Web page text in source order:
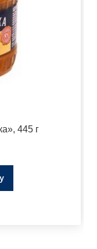
445 г